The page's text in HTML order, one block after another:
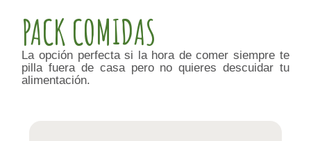
PACK COMIDAS
La opción perfecta si la hora de comer siempre te
pilla fuera de casa pero no quieres descuidar tu
alimentación.